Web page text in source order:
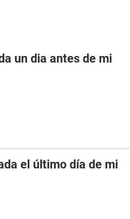
un dia antes de mi
el último día de mi